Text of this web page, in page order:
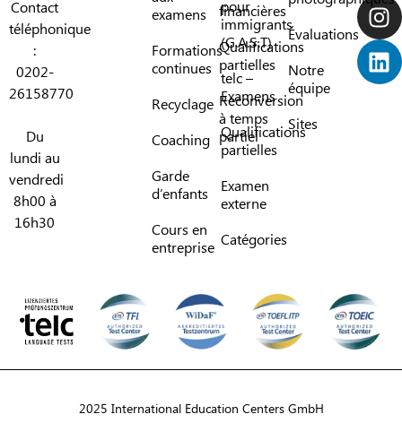
Contact
téléphonique
:
0202-
26158770
Du
lundi au
vendredi
8h00 à
16h30
examens
Formations
continues
Recyclage
Coaching
Garde
d’enfants
Cours en
entreprise
pour
immigrants
(G.A.S.T)
telc –
Examens
Qualifications
partielles
Examen
externe
Catégories
financières
Qualifications
partielles
Reconversion
à temps
partiel
Évaluations
Notre
équipe
Sites
2025 International Education Centers GmbH